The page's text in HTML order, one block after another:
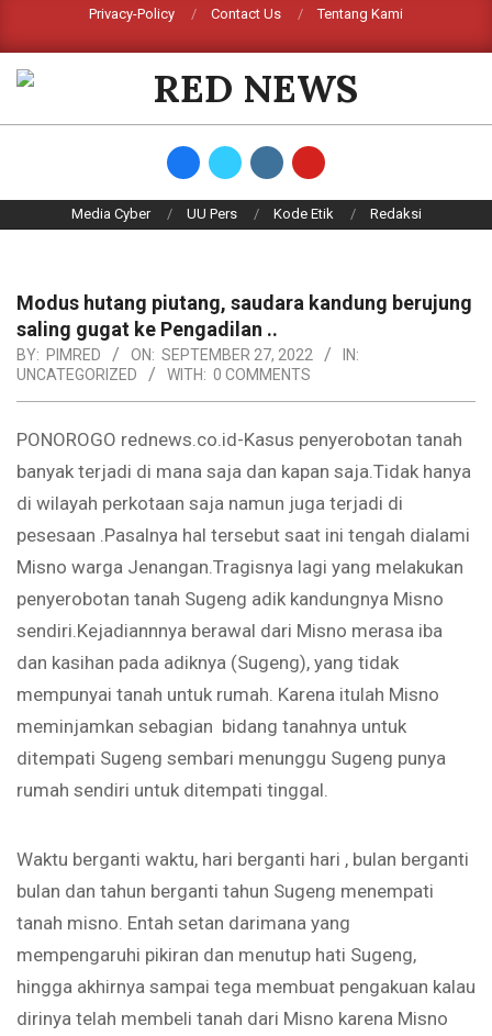
content
Privacy-Policy Contact Us
Tentang Kami
RED
Media Cyber UU Pers Kode Etik Redaksi
Modus hutang piutang, saudara kandung berujung
saling gugat ke Pengadilan ..
BY: PIMRED ON: SEPTEMBER 27, 2022
IN:
UNCATEGORIZED
WITH: 0 COMMENTS
PONOROGO rednews.co.id-Kasus penyerobotan tanah
banyak terjadi di mana saja dan kapan saja.Tidak hanya
di wilayah perkotaan saja namun juga terjadi di
pesesaan .Pasalnya hal tersebut saat ini tengah dialami
Misno warga Jenangan.Tragisnya lagi yang melakukan
penyerobotan tanah Sugeng adik kandungnya Misno
sendiri.Kejadiannnya berawal dari Misno merasa iba
dan kasihan pada adiknya (Sugeng), yang tidak
mempunyai tanah untuk rumah. Karena itulah Misno
meminjamkan sebagian bidang tanahnya untuk
ditempati Sugeng sembari menunggu Sugeng punya
rumah sendiri untuk ditempati tinggal.
Waktu berganti waktu, hari berganti hari , bulan berganti
bulan dan tahun berganti tahun Sugeng menempati
tanah misno. Entah setan darimana yang
mempengaruhi pikiran dan menutup hati Sugeng,
hingga akhirnya sampai tega membuat pengakuan kalau
dirinya telah membeli tanah dari Misno karena Misno